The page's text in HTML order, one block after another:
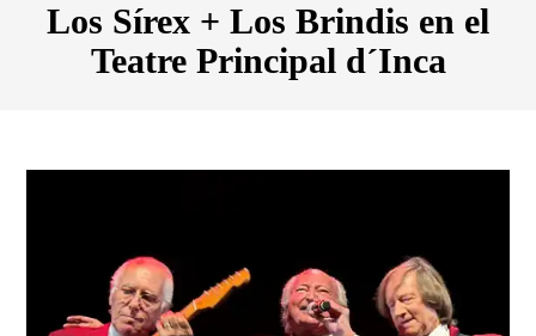
Los Sírex + Los Brindis en el
Teatre Principal d´Inca